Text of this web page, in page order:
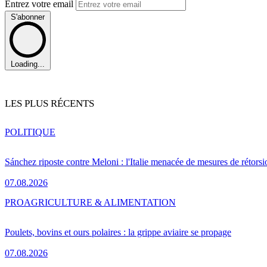
Entrez votre email
S'abonner
Loading...
LES PLUS RÉCENTS
Sánchez riposte contre Meloni : l'Italie menacée de mesures de
07.08.2026
POLITIQUE
Poulets, bovins et ours polaires : la grippe aviaire se propage
07.08.2026
PROAGRICULTURE & ALIMENTATION